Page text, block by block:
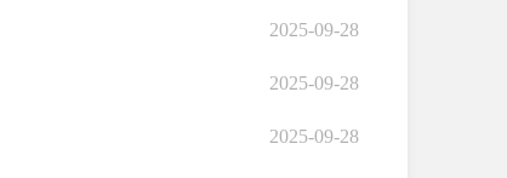
2025-09-28
2025-09-28
2025-09-28